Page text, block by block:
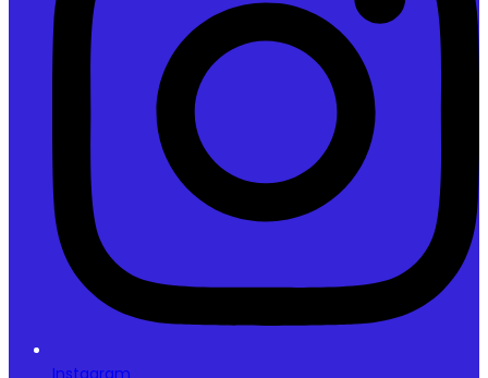
Instagram